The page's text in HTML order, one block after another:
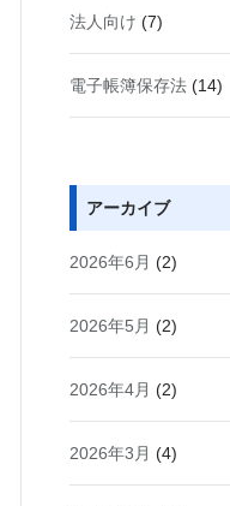
法人向け (7)
電子帳簿保存法 (14)
アーカイブ
2026年6月 (2)
2026年5月 (2)
2026年4月 (2)
2026年3月 (4)